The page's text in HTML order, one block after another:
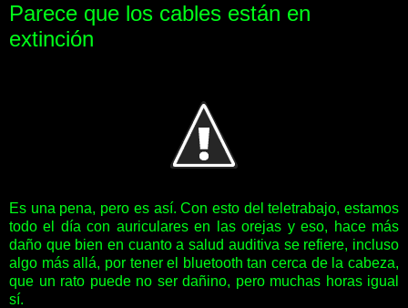
Parece que los cables están en
extinción
Es una pena, pero es así. Con esto del teletrabajo, estamos
todo el día con auriculares en las orejas y eso, hace más
daño que bien en cuanto a salud auditiva se refiere, incluso
algo más allá, por tener el bluetooth tan cerca de la cabeza,
que un rato puede no ser dañino, pero muchas horas igual
sí.